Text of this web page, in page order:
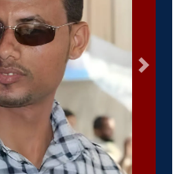
السابق